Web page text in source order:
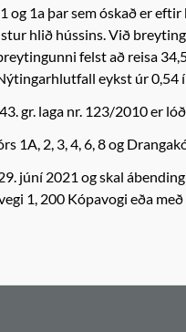
og 1a þar sem óskað er
hlið hússins. Við
felst að reisa
Nýtingarhlutfall eykst úr
gr. laga nr. 123/2010 er
1A, 2, 3, 4, 6, 8 og
júní 2021 og skal
1, 200 Kópavogi eða